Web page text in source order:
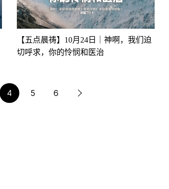
【五点晨祷】10月24日｜神啊，我们迫
切呼求，你的怜悯和医治
4 5 6